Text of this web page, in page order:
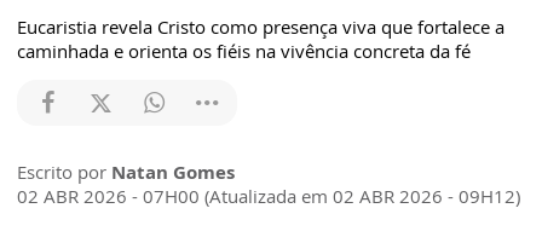
Eucaristia revela Cristo como presença viva que fortalece a
caminhada e orienta os fiéis na vivência concreta da fé
Escrito por Natan Gomes
02 ABR 2026 - 07H00 (Atualizada em 02 ABR 2026 - 09H12)